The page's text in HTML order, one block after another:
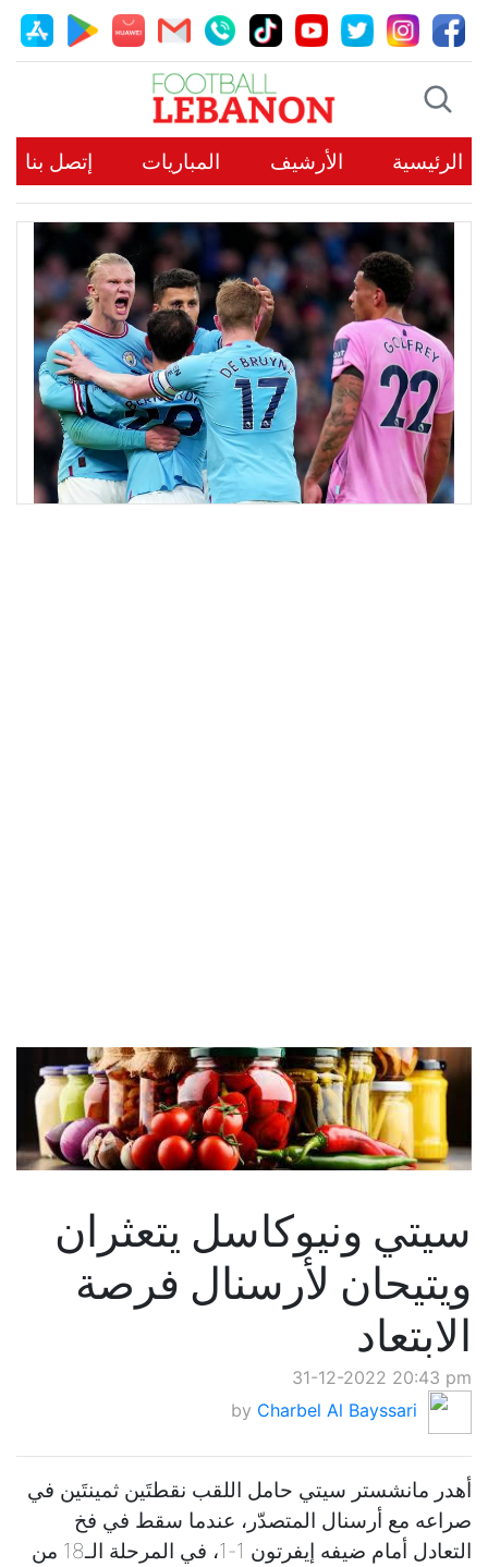
الرئيسية الأرشيف المباريات إتصل بنا
سيتي ونيوكاسل يتعثران
ويتيحان لأرسنال فرصة
الابتعاد
31-12-2022 20:43 pm
by Charbel Al Bayssari
أهدر مانشستر سيتي حامل اللقب نقطتَين ثمينتَين في
صراعه مع أرسنال المتصدّر، عندما سقط في فخ
التعادل أمام ضيفه إيفرتون 1-1، في المرحلة الـ18 من